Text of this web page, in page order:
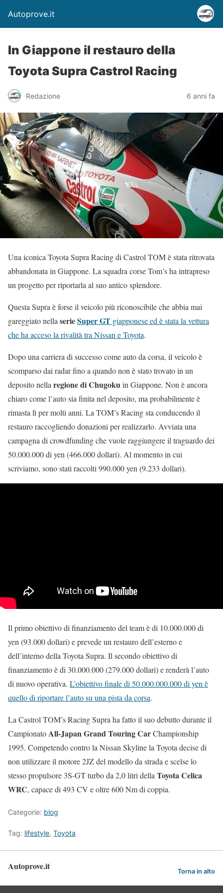
Autoprove.it
In Giappone il restauro della
Toyota Supra Castrol Racing
Redazione 6 anni fa
Una iconica Toyota Supra Racing di Castrol TOM è stata ritrovata
abbandonata in Giappone. La squadra corse Tom’s ha intrapreso
un progetto per riportarla al suo antico splendore.
Questa Supra è forse il veicolo più riconoscibile che abbia mai
gareggiato nella serieSuper GT giapponese ed è stata la vettura
che ha acceso la rivalità tra Nissan e Toyota.
Dopo una carriera di successo come auto da corsa, il veicolo è
scomparso dai radar fino a quando non è stato trovato in un
deposito nella regione di Chugokuin Giappone. Non è ancora
chiaro come l’auto sia finita nel deposito, ma probabilmente è
rimasta lì per molti anni. La TOM’s Racing sta conducendo il
restauro raccogliendo donazioni per realizzarlo. Avviata una
campagna di crowdfunding che vuole raggiungere il traguardo dei
50.000.000 di yen (466.000 dollari). Al momento in cui
scriviamo, sono stati raccolti 990.000 yen (9.233 dollari).
Il primo obiettivo di finanziamento del team è di 10.000.000 di
yen (93.000 dollari) e prevede un restauro dell’esterno e
dell’interno della Toyota Supra. Il secondo obiettivo di
finanziamento è di 30.000.000 (279.000 dollari) e renderà l’auto
di nuovo operativa. L’obiettivo finale di 50.000.000.000 di yen è
quello di riportare l’auto su una pista da corsa.
La Castrol TOM’s Racing Supra ha fatto il suo debutto durante il
CampionatoAll-Japan Grand Touring CarChampionship
1995. Competendo contro la Nissan Skyline la Toyota decise di
non utilizzare il motore 2JZ del modello da strada e scelse lo
stesso propulsore 3S-GT turbo da 2,0 litri della Toyota Celica
WRC, capace di 493 CV e oltre 600 Nm di coppia.
Categorie: blog
Tag: lifestyle, Toyota
Autoprove.it Torna in alto